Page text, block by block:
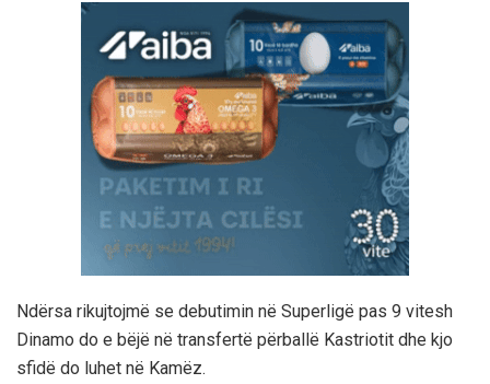
Ndërsa rikujtojmë se debutimin në Superligë pas 9 vitesh
Dinamo do e bëjë në transfertë përballë Kastriotit dhe kjo
sfidë do luhet në Kamëz.